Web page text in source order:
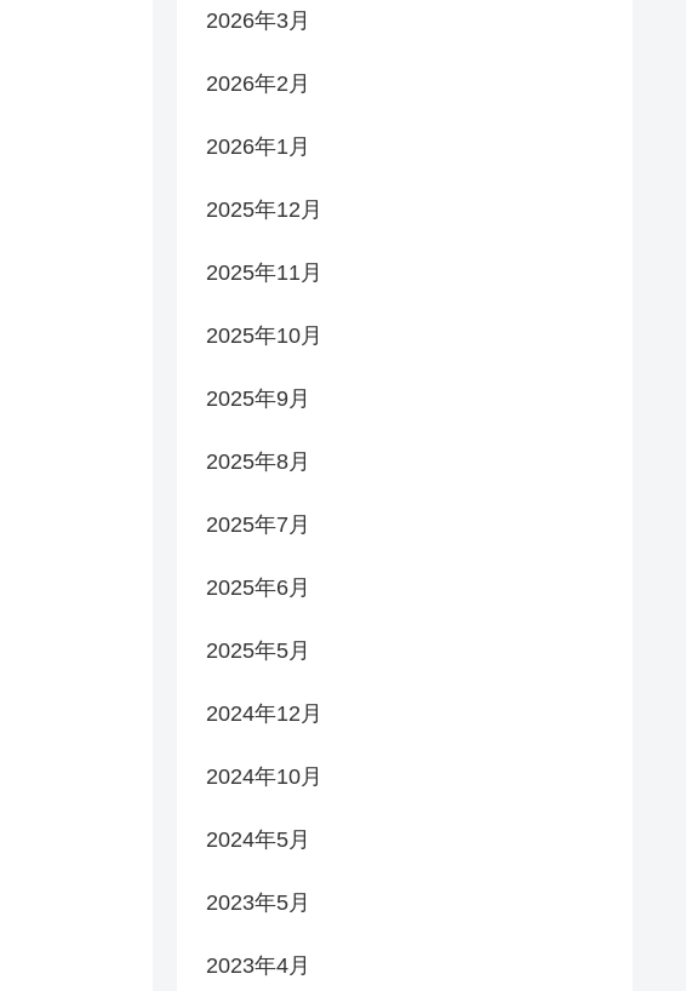
2026年3月
2026年2月
2026年1月
2025年12月
2025年11月
2025年10月
2025年9月
2025年8月
2025年7月
2025年6月
2025年5月
2024年12月
2024年10月
2024年5月
2023年5月
2023年4月